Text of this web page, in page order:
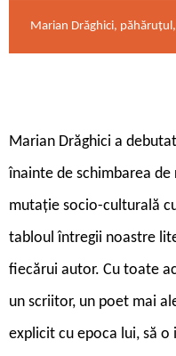
Marian Drăghici,
Marian Drăghici a
înainte de schimbarea
mutație socio-culturală
tabloul întregii noastre
fiecărui autor. Cu toate
un scriitor, un poet mai
explicit cu epoca lui, să